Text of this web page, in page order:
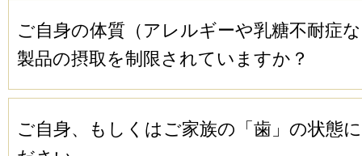
ご自身の体質（アレルギーや乳糖不耐症
製品の摂取を制限されていますか？
ご自身、もしくはご家族の「歯」の状態